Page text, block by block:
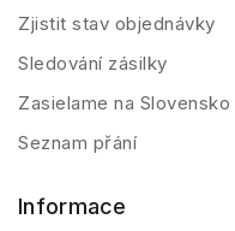
Zjistit stav objednávky
Sledování zásilky
Zasielame na Slovensko
Seznam přání
Informace